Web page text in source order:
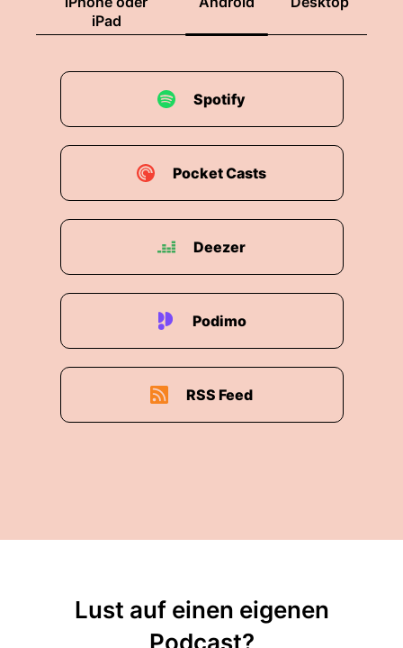
iPad
Spotify
Pocket Casts
Deezer
Podimo
RSS Feed
Lust auf einen eigenen
Podcast?